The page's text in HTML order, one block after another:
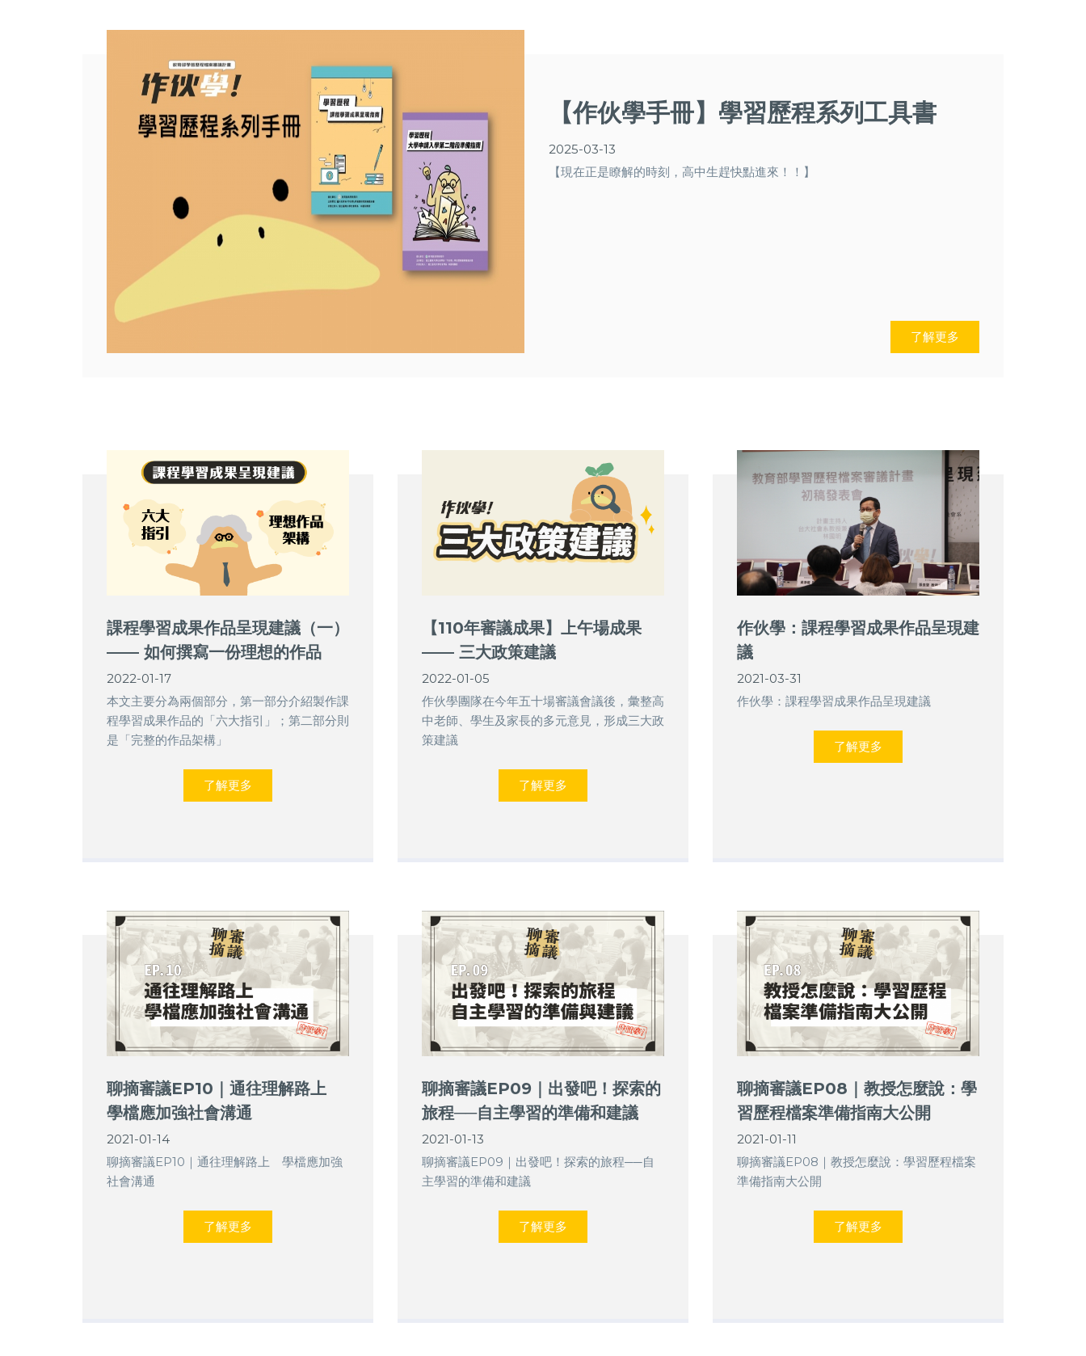
【作伙學手冊】學習歷程系列工具書
2025-03-13
【現在正是瞭解的時刻，高中生趕快點進來！！】
了解更多
課程學習成果作品呈現建議（一）
—— 如何撰寫一份理想的作品
2022-01-17
本文主要分為兩個部分，第一部分介紹製作課
程學習成果作品的「六大指引」；第二部分則
是「完整的作品架構」
了解更多
【110年審議成果】上午場成果
—— 三大政策建議
2022-01-05
作伙學團隊在今年五十場審議會議後，彙整高
中老師、學生及家長的多元意見，形成三大政
策建議
了解更多
作伙學：課程學習成果作品呈現建
議
2021-03-31
作伙學：課程學習成果作品呈現建議
了解更多
聊摘審議EP10｜通往理解路上
學檔應加強社會溝通
2021-01-14
聊摘審議EP10｜通往理解路上 學檔應加強
社會溝通
了解更多
聊摘審議EP09｜出發吧！探索的
旅程──自主學習的準備和建議
2021-01-13
聊摘審議EP09｜出發吧！探索的旅程──自
主學習的準備和建議
了解更多
聊摘審議EP08｜教授怎麼說：學
習歷程檔案準備指南大公開
2021-01-11
聊摘審議EP08｜教授怎麼說：學習歷程檔案
準備指南大公開
了解更多